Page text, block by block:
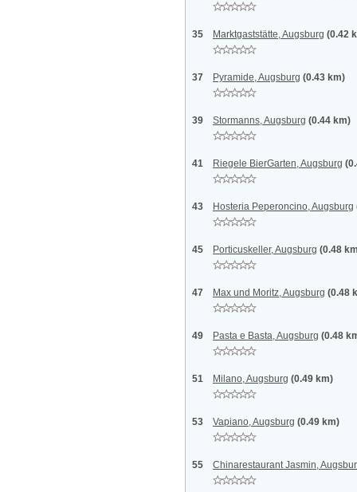
35 Marktgaststätte, Augsburg (0.42
37 Pyramide, Augsburg (0.43 km)
39 Stormanns, Augsburg (0.44 km)
41 Riegele BierGarten, Augsburg
43 Hosteria Peperoncino, Augsburg
45 Porticuskeller, Augsburg (0.48
47 Max und Moritz, Augsburg (0.48
49 Pasta e Basta, Augsburg (0.48
51 Milano, Augsburg (0.49 km)
53 Vapiano, Augsburg (0.49 km)
55 Chinarestaurant Jasmin,